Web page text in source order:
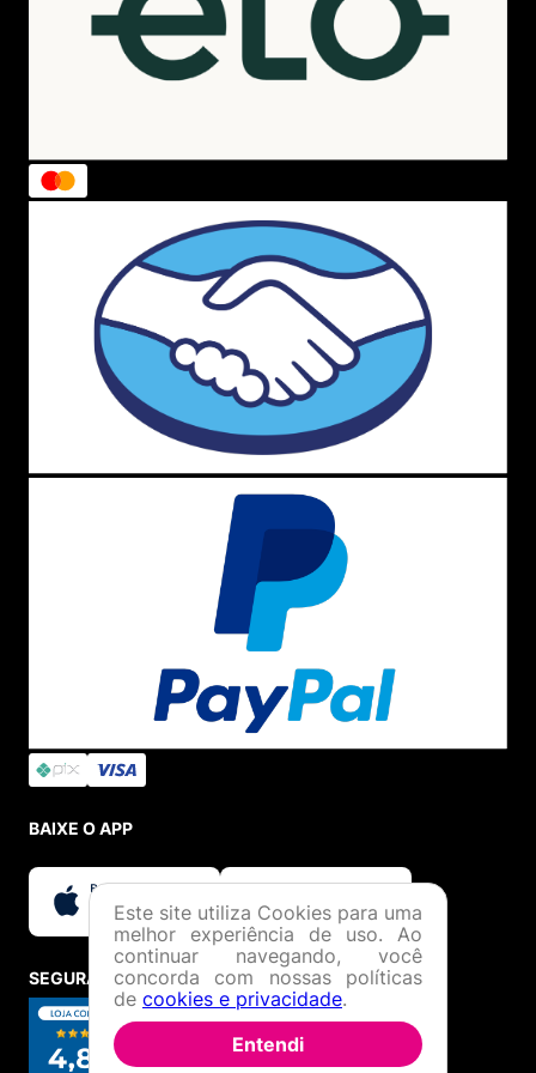
Como escolher uma camiseta The North Face
Ao escolher uma camiseta The North Face, é importante
considerar os seguintes fatores:
suas próprias vantagens.
disponíveis em uma variedade de modelagens,
incluindo regular fit, slim fit e loose fit.
Cor e tamanho: as camisetas The North Face
estão disponíveis em uma variedade de cores e
tamanhos.
BAIXE O APP
SEGURANÇA E CREDIBILIDADE
Este site utiliza Cookies para uma
melhor experiência de uso. Ao
continuar navegando, você
concorda com nossas políticas
de cookies e privacidade.
Entendi